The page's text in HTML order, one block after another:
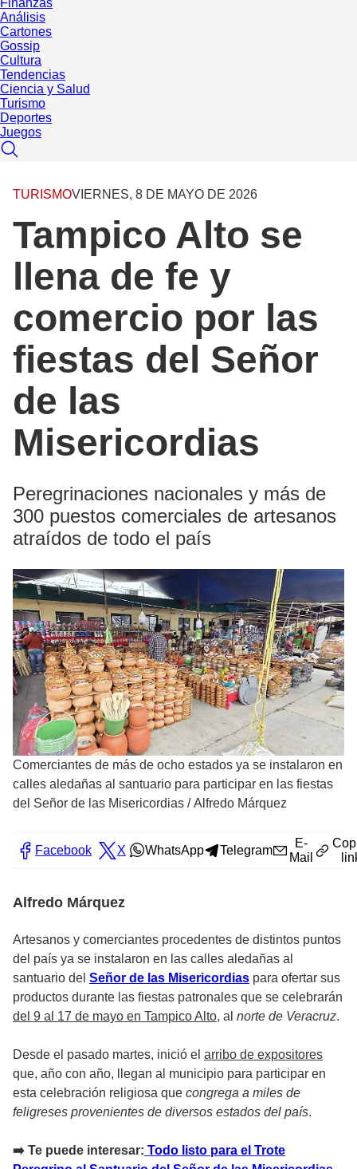
Finanzas
Análisis
Cartones
Gossip
Cultura
Tendencias
Ciencia y Salud
Turismo
Deportes
Juegos
TURISMOVIERNES, 8 DE MAYO DE 2026
Tampico Alto se
llena de fe y
comercio por las
fiestas del Señor
de las
Misericordias
Peregrinaciones nacionales y más de
300 puestos comerciales de artesanos
atraídos de todo el país
Comerciantes de más de ocho estados ya se instalaron en
calles aledañas al santuario para participar en las fiestas
del Señor de las Misericordias /Alfredo Márquez
Facebook X WhatsApp Telegram
E-
Mail
Alfredo Márquez
Artesanos y comerciantes procedentes de distintos puntos
del país ya se instalaron en las calles aledañas al
santuario del Señor de las Misericordias para ofertar sus
productos durante las fiestas patronales que se celebrarán
del 9 al 17 de mayo en Tampico Alto, al norte de Veracruz.
Desde el pasado martes, inició el arribo de expositores
que, año con año, llegan al municipio para participar en
esta celebración religiosa que congrega a miles de
feligreses provenientes de diversos estados del país.
➡️ Te puede interesar: Todo listo para el Trote